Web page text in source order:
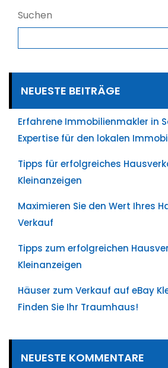
Suchen
NEUESTE BEITRÄGE
Erfahrene Immobilienmakler in
Expertise für den lokalen
Tipps für erfolgreiches
Kleinanzeigen
Maximieren Sie den Wert Ihres
Verkauf
Tipps zum erfolgreichen
Kleinanzeigen
Häuser zum Verkauf auf eBay
Finden Sie Ihr Traumhaus!
NEUESTE KOMMENTARE